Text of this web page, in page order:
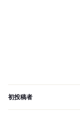
初投稿者